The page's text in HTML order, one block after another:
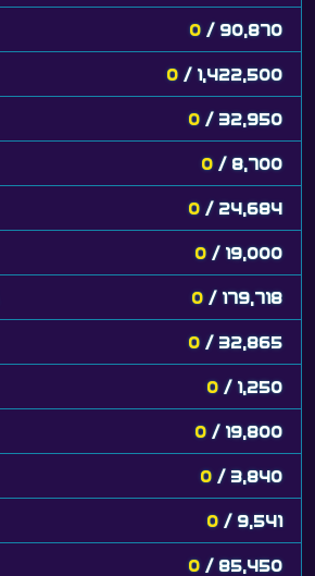
0 / 90,870
0 / 1,422,500
0 / 32,950
0 / 8,700
0 / 24,684
0 / 19,000
0 / 179,718
0 / 32,865
0 / 1,250
0 / 19,800
0 / 3,840
0 / 9,541
0 / 85,450